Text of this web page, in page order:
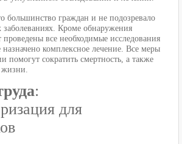
большинство граждан и не подозревало
Кроме обнаружения
проведены все необходимые исследования
комплексное лечение. Все меры
помогут сократить смертность, а также
жизни.
:
для